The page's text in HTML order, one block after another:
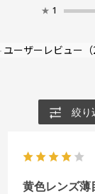
★ 1
ユーザーレビュー
絞り
黄色レンズ薄